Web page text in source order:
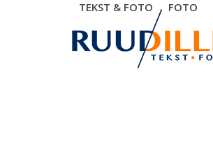
TEKST & FOTO FOTO